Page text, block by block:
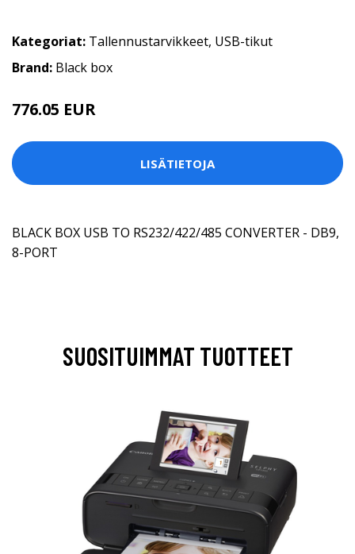
Kategoriat: Tallennustarvikkeet, USB-tikut
Brand: Black box
776.05 EUR
LISÄTIETOJA
BLACK BOX USB TO RS232/422/485 CONVERTER - DB9,
8-PORT
SUOSITUIMMAT TUOTTEET